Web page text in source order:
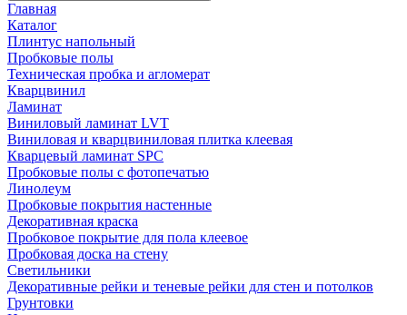
Главная
Каталог
Плинтус напольный
Пробковые полы
Техническая пробка и агломерат
Кварцвинил
Ламинат
Виниловый ламинат LVT
Виниловая и кварцвиниловая плитка клеевая
Кварцевый ламинат SPC
Пробковые полы с фотопечатью
Линолеум
Пробковые покрытия настенные
Декоративная краска
Пробковое покрытие для пола клеевое
Пробковая доска на стену
Светильники
Декоративные рейки и теневые рейки для стен и потолков
Грунтовки